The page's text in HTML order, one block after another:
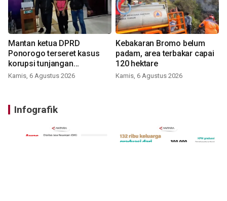
Mantan ketua DPRD
Ponorogo terseret kasus
korupsi tunjangan
perumahan
Kamis, 6 Agustus 2026
Kebakaran Bromo belum
padam, area terbakar capai
120 hektare
Kamis, 6 Agustus 2026
Infografik